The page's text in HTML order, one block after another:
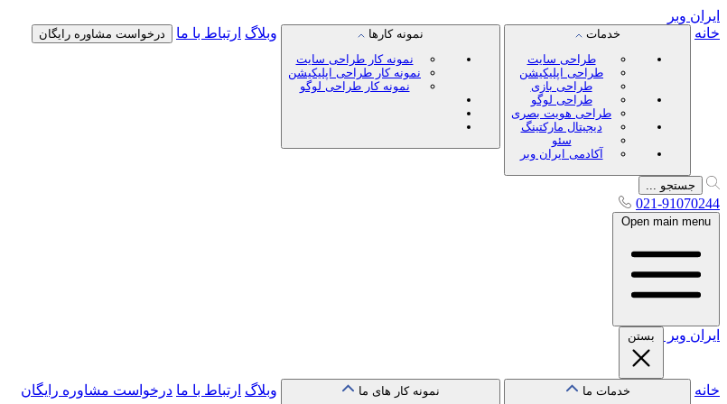
ایران وبر
خانه
خدمات
طراحی سایت
طراحی اپلیکیشن
طراحی بازی
طراحی لوگو
طراحی هویت بصری
دیجیتال مارکتینگ
سئو
آکادمی ایران وبر
نمونه کارها
نمونه کار طراحی سایت
نمونه کار طراحی اپلیکیشن
نمونه کار طراحی لوگو
وبلاگ ارتباط با ما درخواست مشاوره رایگان
جستجو ...
021-91070244
Open main menu
ایران وبر بستن
خانه
خدمات ما
نمونه کار های ما
وبلاگ ارتباط با ما درخواست مشاوره رایگان